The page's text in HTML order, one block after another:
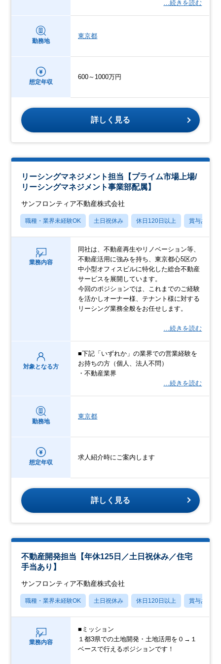
…続きを読む
勤務地
東京都
想定年収
600～1000万円
詳しく見る
リーシングマネジメント担当【プライム市場上場/
リーシングマネジメント事業部配属】
サンフロンティア不動産株式会社
職種・業界未経験OK 土日祝休み 休日120日以上 賞与あり
業務内容
同社は、不動産再生やリノベーション等、
不動産活用に強みを持ち、東京都心5区の
中小型オフィスビルに特化した総合不動産
サービスを展開しています。
今回のポジションでは、これまでのご経験
を活かしオーナー様、テナント様に対する
リーシング業務全般をお任せします。
…続きを読む
対象となる方
■下記「いずれか」の業界での営業経験を
お持ちの方（個人、法人不問）
・不動産業界
…続きを読む
勤務地
東京都
想定年収
求人紹介時にご案内します
詳しく見る
不動産開発担当【年休125日／土日祝休み／住宅
手当あり】
サンフロンティア不動産株式会社
職種・業界未経験OK 土日祝休み 休日120日以上 賞与あり
業務内容
■ミッション
１都3県での土地開発・土地活用を０→１
ベースで行えるポジションです！